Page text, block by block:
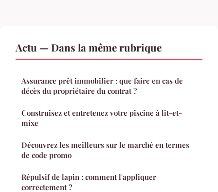
Actu — Dans la même rubrique
Assurance prêt immobilier : que faire en cas de
décès du propriétaire du contrat ?
Construisez et entretenez votre piscine à lit-et-
mixe
Découvrez les meilleurs sur le marché en termes
de code promo
Répulsif de lapin : comment l'appliquer
correctement ?